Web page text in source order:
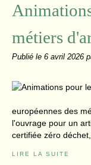
métiers
Publié le 6 avril 2026
européennes des
l'ouvrage pour un
certifiée zéro
LIRE LA SUITE